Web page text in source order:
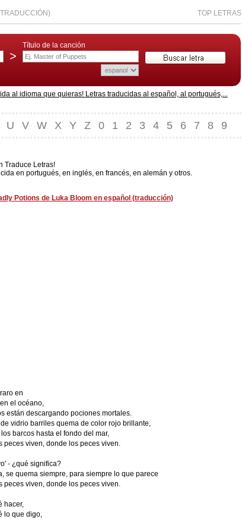
TOP LETRAS
>
Título de la canción
al idioma que quieras! Letras traducidas al español, al portugués,...
U V W X Y Z 0 1 2 3 4 5 6 7 8 9
Traduce Letras!
en portugués, en inglés, en francés, en alemán y otros.
Potions de Luka Bloom en español (traducción)
en
el océano,
están descargando pociones mortales.
vidrio barriles quema de color rojo brillante,
barcos hasta el fondo del mar,
peces viven, donde los peces viven.
- ¿qué significa?
se quema siempre, para siempre lo que parece
peces viven, donde los peces viven.
hacer,
lo que digo,